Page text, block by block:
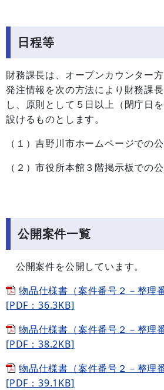
日程等
財務課長は、オープンカウンター
発注情報を次の方法により財務課
し、原則として５日以上（閉庁日
設けるものとします。
（１）吉野川市ホームページでの
（２）市役所本館３階掲示板での
公開案件一覧
公開案件を公開しています。
物品仕様書（案件番号２－整理
[PDF：36.3KB]
物品仕様書（案件番号２－整理
[PDF：38.2KB]
物品仕様書（案件番号２－整理
[PDF：39.1KB]